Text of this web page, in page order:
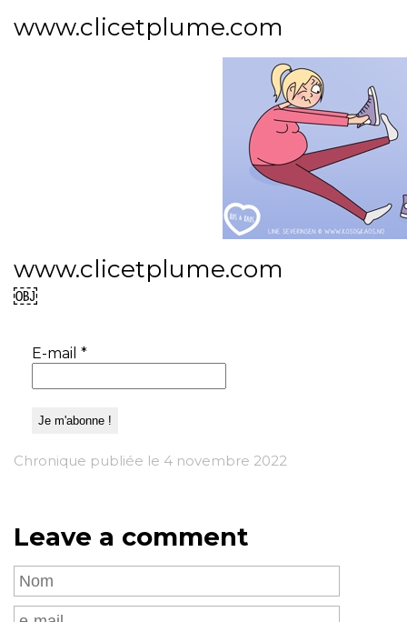
www.clicetplume.com
www.clicetplume.com
￼
E-mail *
Chronique publiée le 4 novembre 2022
Leave a comment